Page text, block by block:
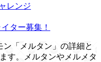
レンジ
ター募集！
「メルタン」の詳細と
す。メルタンやメルメタ